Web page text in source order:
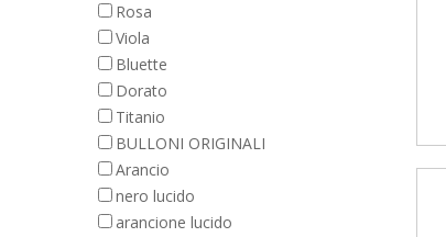
Rosa
Viola
Bluette
Dorato
Titanio
BULLONI ORIGINALI
Arancio
nero lucido
arancione lucido